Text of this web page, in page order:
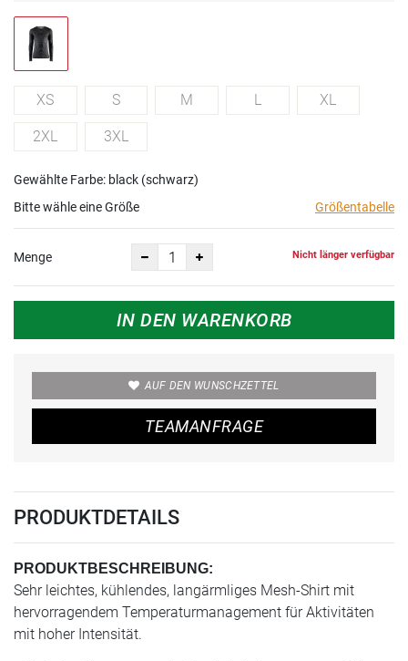
XS S M L XL
2XL 3XL
Gewählte Farbe: black (schwarz)
Bitte wähle eine Größe
Größentabelle
Menge Nicht länger verfügbar
IN DEN WARENKORB
AUF DEN WUNSCHZETTEL
TEAMANFRAGE
PRODUKTDETAILS
PRODUKTBESCHREIBUNG:
Sehr leichtes, kühlendes, langärmliges Mesh-Shirt mit
hervorragendem Temperaturmanagement für Aktivitäten
mit hoher Intensität.